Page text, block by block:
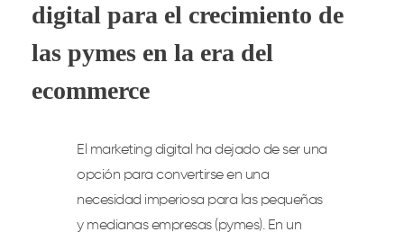
digital para el crecimiento de
las pymes en la era del
ecommerce
El marketing digital ha dejado de ser una
opción para convertirse en una
necesidad imperiosa para las pequeñas
y medianas empresas (pymes). En un